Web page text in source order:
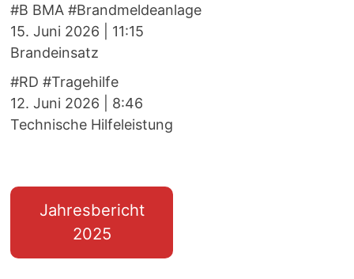
#B BMA #Brandmeldeanlage
15. Juni 2026
11:15
Brandeinsatz
#RD #Tragehilfe
12. Juni 2026
8:46
Technische Hilfeleistung
Jahresbericht
2025